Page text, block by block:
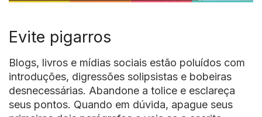
Evite pigarros
Blogs, livros e mídias sociais estão poluídos com
introduções, digressões solipsistas e bobeiras
desnecessárias. Abandone a tolice e esclareça
seus pontos. Quando em dúvida, apague seus